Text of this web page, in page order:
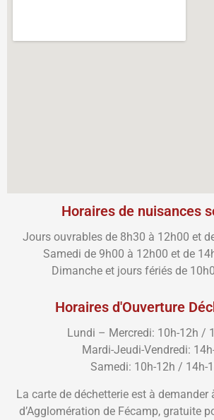
Horaires de nuisances
Jours ouvrables de 8h30 à 12h00 et
Samedi de 9h00 à 12h00 et de
Dimanche et jours fériés de
Horaires d'Ouverture
Lundi – Mercredi: 10h-12h /
Mardi-Jeudi-Vendredi:
Samedi: 10h-12h / 14h-
La carte de déchetterie est à
d’Agglomération de Fécamp, gratuite